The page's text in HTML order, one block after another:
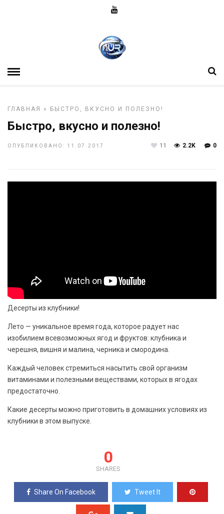
ГЛАВНАЯ » БЫСТРО, ВКУСНО И ПОЛЕЗНО!
Быстро, вкусно и полезно!
ОПУБЛИКОВАНО: 11.07.2017 0
2.2K
11
Десерты из клубники!
Лето — уникальное время года, которое радует нас
изобилием всевозможных ягод и фруктов: клубника и
черешня, вишня и малина, черника и смородина.
Каждый человек стремиться насытить свой организм
витаминами и полезными веществами, которых в ягодах
предостаточно.
Какие десерты можно приготовить в домашних условиях из
клубники в этом выпуске.
0
SHARES
Share On Facebook Tweet It